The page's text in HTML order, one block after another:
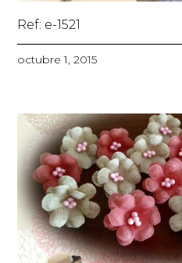
Ref: e-1521
octubre 1, 2015